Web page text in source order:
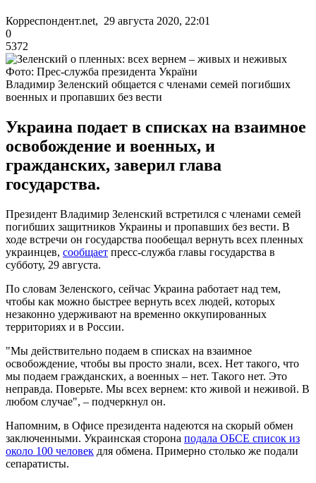
Корреспондент.net, 29 августа 2020, 22:01
0
5372
Фото: Прес-служба президента України
Владимир Зеленский общается с членами семей погибших
военных и пропавших без вести
Украина подает в списках на взаимное
освобождение и военных, и
гражданских, заверил глава
государства.
Президент Владимир Зеленский встретился с членами семей
погибших защитников Украины и пропавших без вести. В
ходе встречи он государства пообещал вернуть всех пленных
украинцев, сообщает пресс-служба главы государства в
субботу, 29 августа.
По словам Зеленского, сейчас Украина работает над тем,
чтобы как можно быстрее вернуть всех людей, которых
незаконно удерживают на временно оккупированных
территориях и в России.
"Мы действительно подаем в списках на взаимное
освобождение, чтобы вы просто знали, всех. Нет такого, что
мы подаем гражданских, а военных – нет. Такого нет. Это
неправда. Поверьте. Мы всех вернем: кто живой и неживой. В
любом случае", – подчеркнул он.
Напомним, в Офисе президента надеются на скорый обмен
заключенными. Украинская сторона подала ОБСЕ список из
около 100 человек для обмена. Примерно столько же подали
сепаратисты.